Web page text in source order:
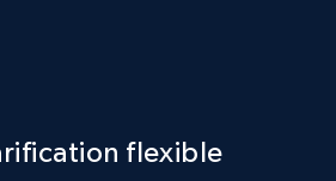
Commencer
flexible